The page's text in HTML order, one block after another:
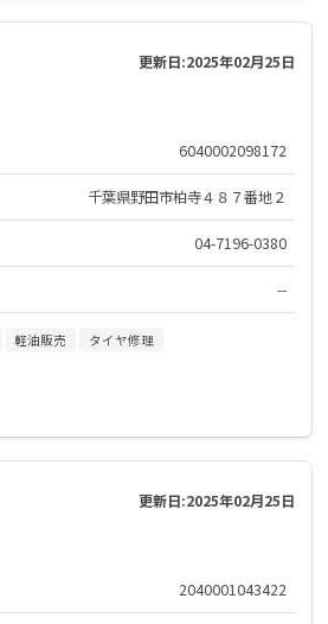
更新日:2025年02月25日
6040002098172
千葉県野田市柏寺４８７番地２
04-7196-0380
--
軽油販売 タイヤ修理
更新日:2025年02月25日
2040001043422